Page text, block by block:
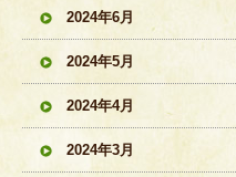
2024年6月
2024年5月
2024年4月
2024年3月